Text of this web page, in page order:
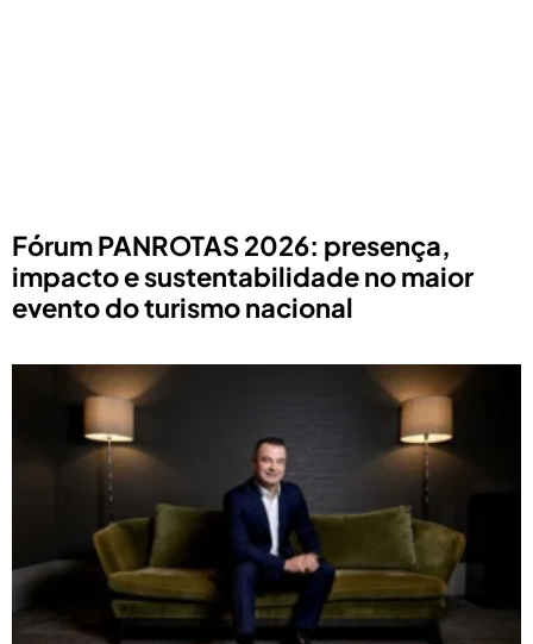
Fórum PANROTAS 2026: presença,
impacto e sustentabilidade no maior
evento do turismo nacional